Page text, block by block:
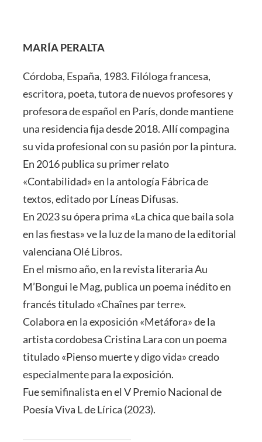
MARÍA PERALTA
Córdoba, España, 1983. Filóloga francesa,
escritora, poeta, tutora de nuevos profesores y
profesora de español en París, donde mantiene
una residencia fija desde 2018. Allí compagina
su vida profesional con su pasión por la pintura.
En 2016 publica su primer relato
«Contabilidad» en la antología Fábrica de
textos, editado por Líneas Difusas.
En 2023 su ópera prima «La chica que baila sola
en las fiestas» ve la luz de la mano de la editorial
valenciana Olé Libros.
En el mismo año, en la revista literaria Au
M’Bongui le Mag, publica un poema inédito en
francés titulado «Chaînes par terre».
Colabora en la exposición «Metáfora» de la
artista cordobesa Cristina Lara con un poema
titulado «Pienso muerte y digo vida» creado
especialmente para la exposición.
Fue semifinalista en el V Premio Nacional de
Poesía Viva L de Lírica (2023).